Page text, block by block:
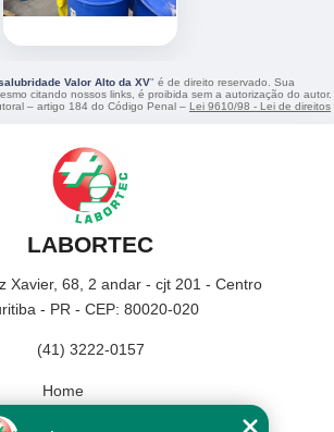
Valor Alto da XV" é de direito reservado. Sua
citando nossos links, é proibida sem a autorização do autor.
– artigo 184 do Código Penal – Lei 9610/98 - Lei de direitos
LABORTEC
Xavier, 68, 2 andar - cjt 201 - Centro
- PR - CEP: 80020-020
(41) 3222-0157
Home